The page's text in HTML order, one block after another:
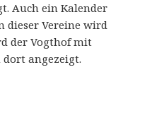
Auch ein Kalender
dieser Vereine wird
der Vogthof mit
angezeigt.